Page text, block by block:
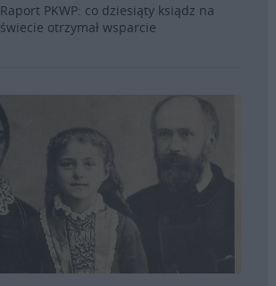
Raport PKWP: co dziesiąty ksiądz na
świecie otrzymał wsparcie